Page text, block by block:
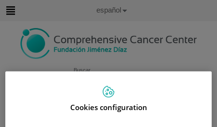
contenido
Buscar
idioma
Idioma
Español
CUADRO MÉDICO
Cookies configuration